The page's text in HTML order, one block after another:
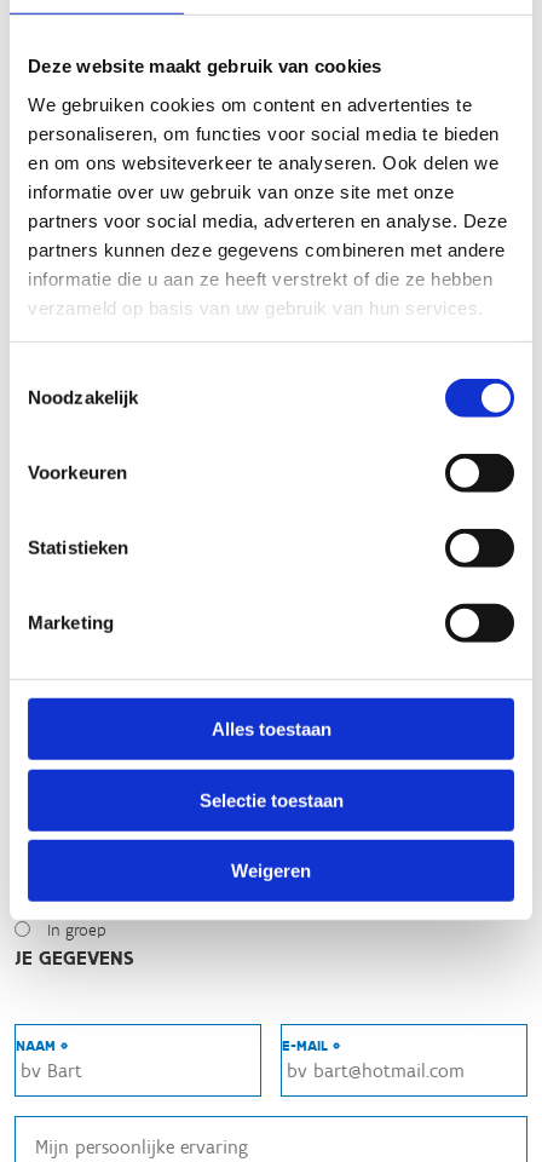
Deze website maakt gebruik van cookies
We gebruiken cookies om content en advertenties te
personaliseren, om functies voor social media te bieden
en om ons websiteverkeer te analyseren. Ook delen we
informatie over uw gebruik van onze site met onze
partners voor social media, adverteren en analyse. Deze
partners kunnen deze gegevens combineren met andere
informatie die u aan ze heeft verstrekt of die ze hebben
verzameld op basis van uw gebruik van hun services.
Noodzakelijk
Voorkeuren
Statistieken
Marketing
Alles toestaan
Selectie toestaan
Weigeren
BEWEGWIJZERING
slecht goed
TIP: ontbrekende signalisatie kan je melden via het
Routemeldpunt
STAAT VAN PARCOURS(ONDERGROND, BEGROEIING, ONDERHOUD)
Droog
Regen
NIVEAU
Gemiddeld
MET WIE HEB JE GEREDEN?
Met twee
In groep
JE GEGEVENS
NAAM * E-MAIL *